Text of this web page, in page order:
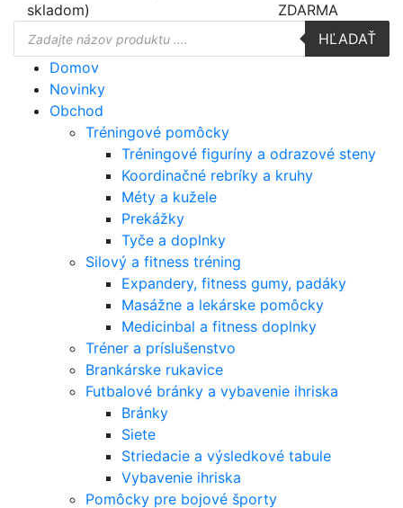
skladom)
ZDARMA
Products
search
HĽADAŤ
Domov
Novinky
Obchod
Tréningové pomôcky
Tréningové figuríny a odrazové steny
Koordinačné rebríky a kruhy
Méty a kužele
Prekážky
Tyče a doplnky
Silový a fitness tréning
Expandery, fitness gumy, padáky
Masážne a lekárske pomôcky
Medicinbal a fitness doplnky
Tréner a príslušenstvo
Brankárske rukavice
Futbalové bránky a vybavenie ihriska
Bránky
Siete
Striedacie a výsledkové tabule
Vybavenie ihriska
Pomôcky pre bojové športy